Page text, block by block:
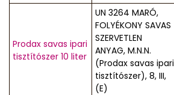
Prodax savas ipari
tisztítószer 10 liter
UN 3264 MARÓ,
FOLYÉKONY SAVAS
SZERVETLEN
ANYAG, M.N.N.
(Prodax savas ipari
tisztítószer), 8, III,
(E)